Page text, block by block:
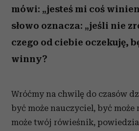
mówi: „jesteś mi coś
słowo oznacza: „jeśli nie
czego od ciebie oczekuję,
winny?
Wróćmy na chwilę do czasów
być może nauczyciel, być może
może twój rówieśnik,